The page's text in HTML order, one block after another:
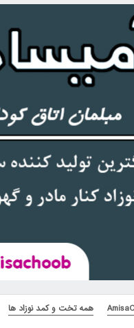
همه تخت و کمد نوزاد ها